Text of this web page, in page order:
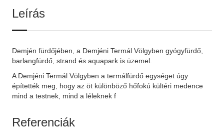
Leírás
Demjén fürdőjében, a Demjéni Termál Völgyben gyógyfürdő,
barlangfürdő, strand és aquapark is üzemel.
A Demjéni Termál Völgyben a termálfürdő egységet úgy
építették meg, hogy az öt különböző hőfokú kültéri medence
mind a testnek, mind a léleknek f
Referenciák